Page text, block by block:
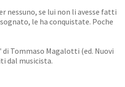
nessuno, se lui non li avesse fatti
le ha conquistate. Poche
Tommaso Magalotti (ed. Nuovi
dal musicista.